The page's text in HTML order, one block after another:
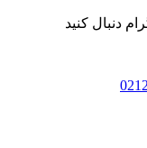
دنبال کنید